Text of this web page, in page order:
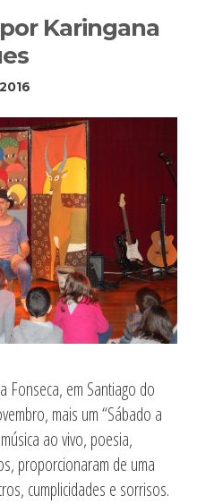
Karingana
Fonseca, em Santiago do
mais um “Sábado a
ao vivo, poesia,
proporcionaram de uma
cumplicidades e sorrisos.